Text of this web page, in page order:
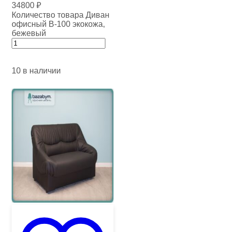
34800 ₽
Количество товара Диван
офисный В-100 экокожа,
бежевый
10 в наличии